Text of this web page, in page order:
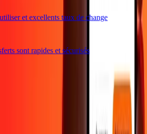
et excellents taux de change
sont rapides et sécurisés